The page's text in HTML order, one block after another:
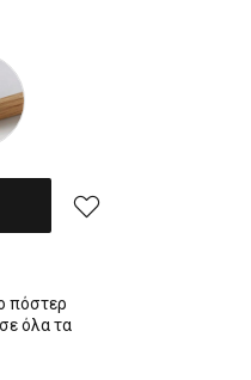
πόστερ
όλα τα